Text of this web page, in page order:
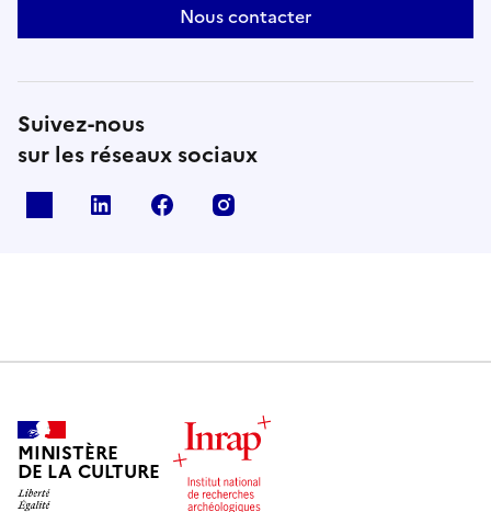
Nous contacter
Suivez-nous
sur les réseaux sociaux
Linkedin Facebook
MINISTÈRE
DE LA CULTURE